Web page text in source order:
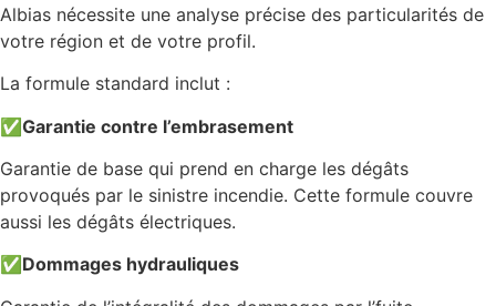
Albias nécessite une analyse précise des particularités de
votre région et de votre profil.
La formule standard inclut :
✅Garantie contre l’embrasement
Garantie de base qui prend en charge les dégâts
provoqués par le sinistre incendie. Cette formule couvre
aussi les dégâts électriques.
✅ Dommages hydrauliques